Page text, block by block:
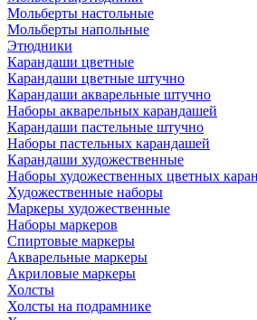
Мольберты настольные
Мольберты напольные
Этюдники
Карандаши цветные
Карандаши цветные штучно
Карандаши акварельные штучно
Наборы акварельных карандашей
Карандаши пастельные штучно
Наборы пастельных карандашей
Карандаши художественные
Наборы художественных цветных
Художественные наборы
Маркеры художественные
Наборы маркеров
Спиртовые маркеры
Акварельные маркеры
Акриловые маркеры
Холсты
Холсты на подрамнике